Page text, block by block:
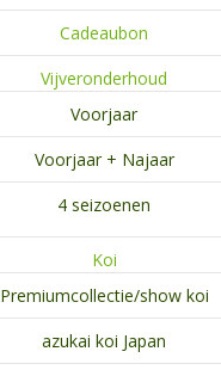
Cadeaubon
Vijveronderhoud
Voorjaar
Voorjaar + Najaar
4 seizoenen
Koi
Premiumcollectie/show koi
azukai koi Japan